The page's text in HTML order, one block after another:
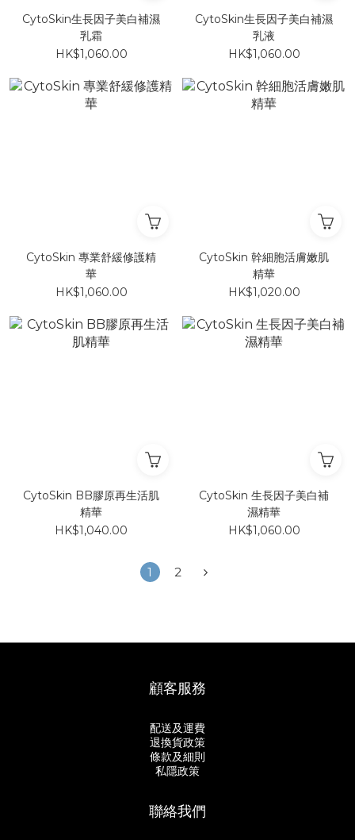
CytoSkin生長因子美白補濕
乳霜
HK$1,060.00
CytoSkin生長因子美白補濕
乳液
HK$1,060.00
CytoSkin 專業舒緩修護精
華
HK$1,060.00
CytoSkin 幹細胞活膚嫩肌
精華
HK$1,020.00
CytoSkin BB膠原再生活肌
精華
HK$1,040.00
CytoSkin 生長因子美白補
濕精華
HK$1,060.00
1 2
顧客服務
配送及運費
退換貨政策
條款及細則
私隱政策
聯絡我們